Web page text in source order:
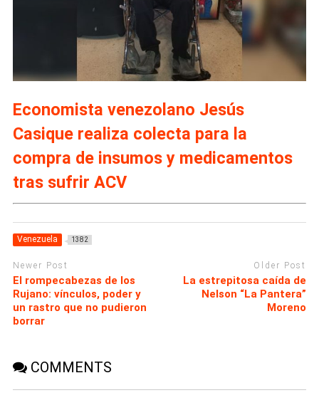
Economista venezolano Jesús
Casique realiza colecta para la
compra de insumos y medicamentos
tras sufrir ACV
Venezuela 1382
Newer Post
El rompecabezas de los
Rujano: vínculos, poder y
un rastro que no pudieron
borrar
Older Post
La estrepitosa caída de
Nelson “La Pantera”
Moreno
COMMENTS